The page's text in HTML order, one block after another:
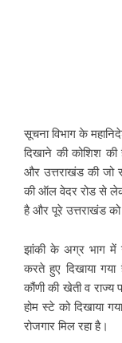
सूचना विभाग के
दिखाने की कोशिश
और उत्तराखंड की जो
की ऑल वेदर रोड से
है और पूरे उत्तराखंड
झांकी के अग्र भाग में
करते हुए दिखाया गया
कौंणी की खेती व राज्य
होम स्टे को दिखाया
रोजगार मिल रहा है।